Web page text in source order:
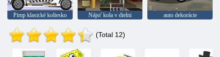
Pimp klasické koliesko Nájsť kola v dielni auto dekorácie
(Total 12)